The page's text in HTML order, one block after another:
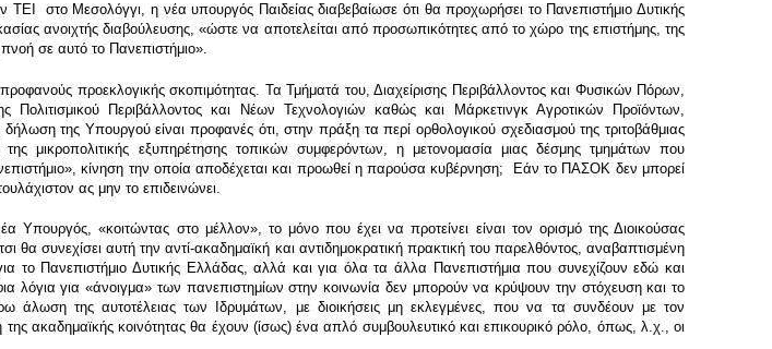
στο Μεσολόγγι, η νέα υπουργός Παιδείας διαβεβαίωσε ότι θα προχωρήσει το Πανεπιστήμιο Δυτικής
ανοιχτής διαβούλευσης, «ώστε να αποτελείται από προσωπικότητες από το χώρο της επιστήμης, της
σε αυτό το Πανεπιστήμιο».
προεκλογικής σκοπιμότητας. Τα Τμήματά του, Διαχείρισης Περιβάλλοντος και Φυσικών Πόρων,
Πολιτισμικού Περιβάλλοντος και Νέων Τεχνολογιών καθώς και Μάρκετινγκ Αγροτικών Προϊόντων,
της Υπουργού είναι προφανές ότι, στην πράξη τα περί ορθολογικού σχεδιασμού της τριτοβάθμιας
μικροπολιτικής εξυπηρέτησης τοπικών συμφερόντων, η μετονομασία μιας δέσμης τμημάτων που
κίνηση την οποία αποδέχεται και προωθεί η παρούσα κυβέρνηση; Εάν το ΠΑΣΟΚ δεν μπορεί
ας μην το επιδεινώνει.
«κοιτώντας στο μέλλον», το μόνο που έχει να προτείνει είναι τον ορισμό της Διοικούσας
συνεχίσει αυτή την αντί-ακαδημαϊκή και αντιδημοκρατική πρακτική του παρελθόντος, αναβαπτισμένη
το Πανεπιστήμιο Δυτικής Ελλάδας, αλλά και για όλα τα άλλα Πανεπιστήμια που συνεχίζουν εδώ και
λόγια για «άνοιγμα» των πανεπιστημίων στην κοινωνία δεν μπορούν να κρύψουν την στόχευση και το
άλωση της αυτοτέλειας των Ιδρυμάτων, με διοικήσεις μη εκλεγμένες, που να τα συνδέουν με τον
της ακαδημαϊκής κοινότητας θα έχουν (ίσως) ένα απλό συμβουλευτικό και επικουρικό ρόλο, όπως, λ.χ., οι